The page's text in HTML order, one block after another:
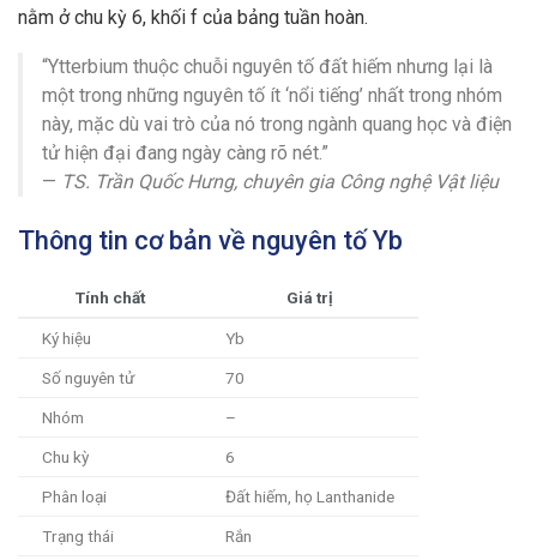
nằm ở chu kỳ 6, khối f của bảng tuần hoàn.
“Ytterbium thuộc chuỗi nguyên tố đất hiếm nhưng lại là
một trong những nguyên tố ít ‘nổi tiếng’ nhất trong nhóm
này, mặc dù vai trò của nó trong ngành quang học và điện
tử hiện đại đang ngày càng rõ nét.”
— TS. Trần Quốc Hưng, chuyên gia Công nghệ Vật liệu
Thông tin cơ bản về nguyên tố Yb
Tính chất Giá trị
Ký hiệu Yb
Số nguyên tử 70
Nhóm –
Chu kỳ 6
Phân loại Đất hiếm, họ Lanthanide
Trạng thái Rắn